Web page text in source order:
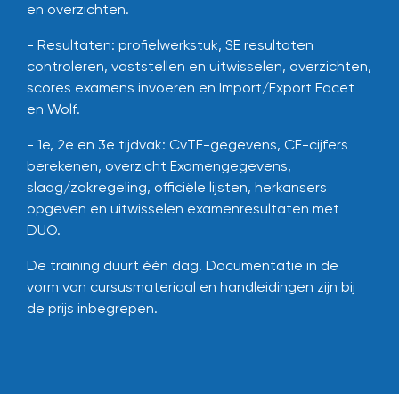
en overzichten.
- Resultaten: profielwerkstuk, SE resultaten
controleren, vaststellen en uitwisselen, overzichten,
scores examens invoeren en Import/Export Facet
en Wolf.
- 1e, 2e en 3e tijdvak: CvTE-gegevens, CE-cijfers
berekenen, overzicht Examengegevens,
slaag/zakregeling, officiële lijsten, herkansers
opgeven en uitwisselen examenresultaten met
DUO.
De training duurt één dag. Documentatie in de
vorm van cursusmateriaal en handleidingen zijn bij
de prijs inbegrepen.